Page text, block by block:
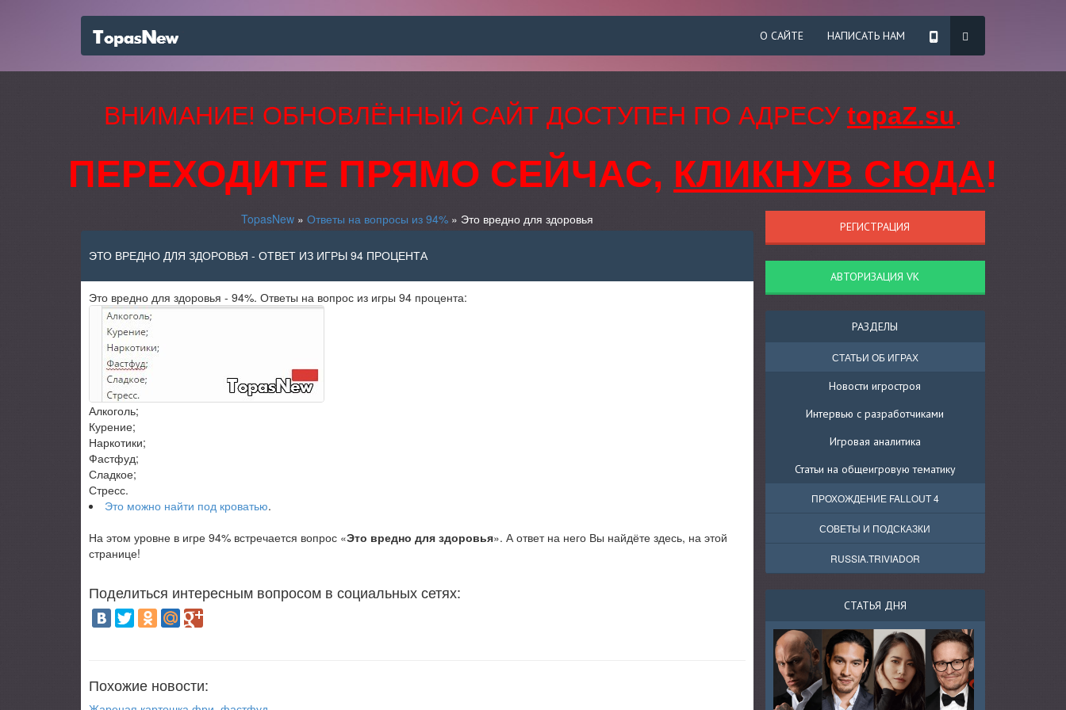
О САЙТЕ НАПИСАТЬ НАМ
ВНИМАНИЕ! ОБНОВЛЁННЫЙ САЙТ ДОСТУПЕН ПО АДРЕСУ topaZ.su.
ПЕРЕХОДИТЕ ПРЯМО СЕЙЧАС, КЛИКНУВ СЮДА!
TopasNew» Ответы на вопросы из 94%» Это вредно для здоровья
ЭТО ВРЕДНО ДЛЯ ЗДОРОВЬЯ - ОТВЕТ ИЗ ИГРЫ 94 ПРОЦЕНТА
Это вредно для здоровья - 94%. Ответы на вопрос из игры 94 процента:
Алкоголь;
Курение;
Наркотики;
Фастфуд;
Сладкое;
Стресс.
Это можно найти под кроватью.
На этом уровне в игре 94% встречается вопрос «Это вредно для здоровья». А ответ на него Вы найдёте здесь, на этой
странице!
Поделиться интересным вопросом в социальных сетях:
Похожие новости:
РЕГИСТРАЦИЯ
АВТОРИЗАЦИЯ VK
РАЗДЕЛЫ
СТАТЬИ ОБ ИГРАХ
Новости игростроя
Интервью с разработчиками
Игровая аналитика
Статьи на общеигровую тематику
ПРОХОЖДЕНИЕ FALLOUT 4
СОВЕТЫ И ПОДСКАЗКИ
RUSSIA.TRIVIADOR
СТАТЬЯ ДНЯ